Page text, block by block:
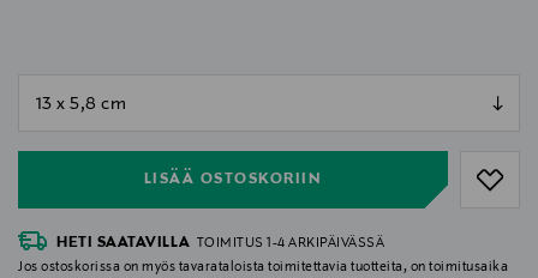
LISÄÄ OSTOSKORIIN
HETI SAATAVILLA
TOIMITUS 1-4 ARKIPÄIVÄSSÄ
Jos ostoskorissa on myös tavarataloista toimitettavia tuotteita, on toimitusaika